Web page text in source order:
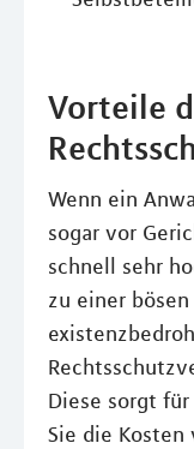
Vorteile
Wenn ein
sogar vor
schnell sehr
zu einer
Diese sorgt
Sie die Kosten